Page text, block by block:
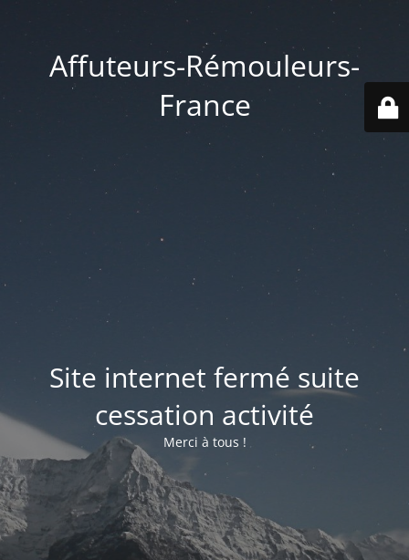
Affuteurs-Rémouleurs-
France
Site internet fermé suite
cessation activité
Merci à tous !